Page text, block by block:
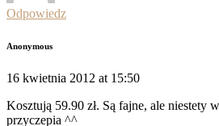
Odpowiedz
Anonymous
16 kwietnia 2012 at 15:50
Kosztują 59.90 zł. Są fajne, ale niestety
przyczepia ^^